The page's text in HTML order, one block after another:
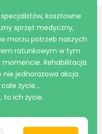
kosztowne
sprzęt medyczny,
morzu potrzeb naszych
ratunkowym w tym
Rehabilitacja
jednorazowa akcja.
życie…
to ich życie.